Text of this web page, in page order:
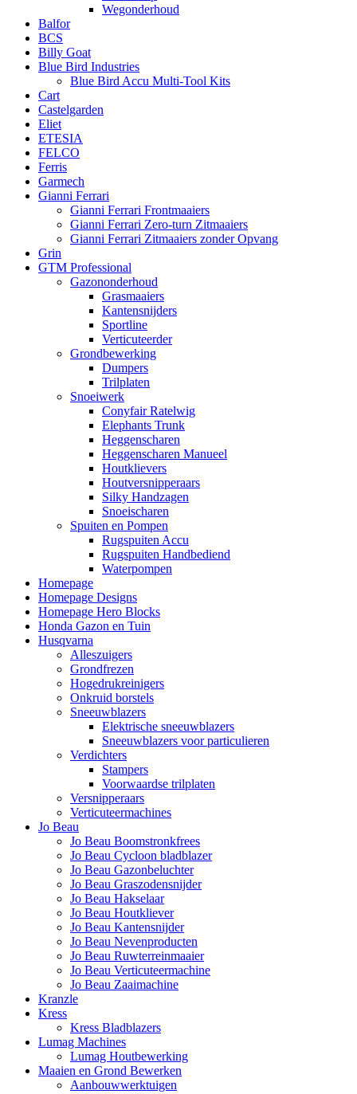
Wegonderhoud
Balfor
BCS
Billy Goat
Blue Bird Industries
Blue Bird Accu Multi-Tool Kits
Cart
Castelgarden
Eliet
ETESIA
FELCO
Ferris
Garmech
Gianni Ferrari
Gianni Ferrari Frontmaaiers
Gianni Ferrari Zero-turn Zitmaaiers
Gianni Ferrari Zitmaaiers zonder Opvang
Grin
GTM Professional
Gazononderhoud
Grasmaaiers
Kantensnijders
Sportline
Verticuteerder
Grondbewerking
Dumpers
Trilplaten
Snoeiwerk
Conyfair Ratelwig
Elephants Trunk
Heggenscharen
Heggenscharen Manueel
Houtklievers
Houtversnipperaars
Silky Handzagen
Snoeischaren
Spuiten en Pompen
Rugspuiten Accu
Rugspuiten Handbediend
Waterpompen
Homepage
Homepage Designs
Homepage Hero Blocks
Honda Gazon en Tuin
Husqvarna
Alleszuigers
Grondfrezen
Hogedrukreinigers
Onkruid borstels
Sneeuwblazers
Elektrische sneeuwblazers
Sneeuwblazers voor particulieren
Verdichters
Stampers
Voorwaardse trilplaten
Versnipperaars
Verticuteermachines
Jo Beau
Jo Beau Boomstronkfrees
Jo Beau Cycloon bladblazer
Jo Beau Gazonbeluchter
Jo Beau Graszodensnijder
Jo Beau Hakselaar
Jo Beau Houtkliever
Jo Beau Kantensnijder
Jo Beau Nevenproducten
Jo Beau Ruwterreinmaaier
Jo Beau Verticuteermachine
Jo Beau Zaaimachine
Kranzle
Kress
Kress Bladblazers
Lumag Machines
Lumag Houtbewerking
Maaien en Grond Bewerken
Aanbouwwerktuigen